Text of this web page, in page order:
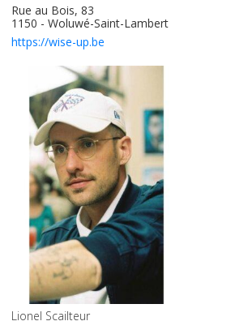
Rue au Bois, 83
1150 - Woluwé-Saint-Lambert
https://wise-up.be
Lionel Scailteur